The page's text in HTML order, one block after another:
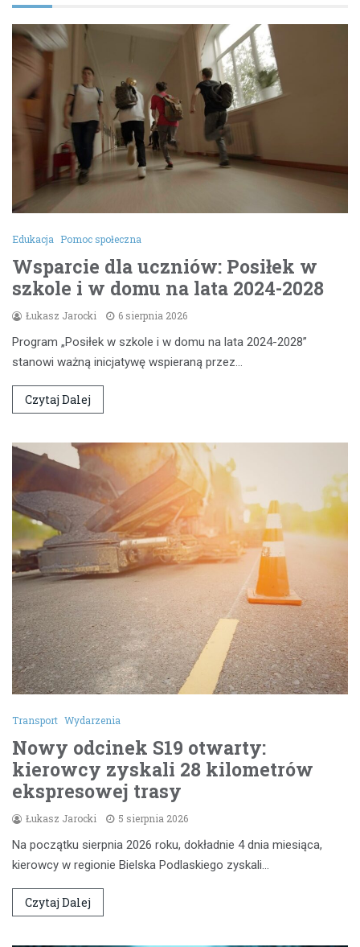
Edukacja Pomoc społeczna
Wsparcie dla uczniów: Posiłek w
szkole i w domu na lata 2024-2028
Łukasz Jarocki 6 sierpnia 2026
Program „Posiłek w szkole i w domu na lata 2024-2028”
stanowi ważną inicjatywę wspieraną przez…
Czytaj Dalej
Transport Wydarzenia
Nowy odcinek S19 otwarty:
kierowcy zyskali 28 kilometrów
ekspresowej trasy
Łukasz Jarocki 5 sierpnia 2026
Na początku sierpnia 2026 roku, dokładnie 4 dnia miesiąca,
kierowcy w regionie Bielska Podlaskiego zyskali…
Czytaj Dalej